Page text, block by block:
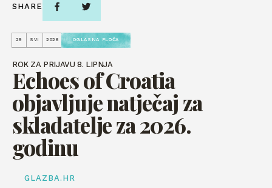
29 SVI 2026 OGLASNA PLOČA
ROK ZA PRIJAVU 8. LIPNJA
Echoes of Croatia
objavljuje natječaj za
skladatelje za 2026.
godinu
GLAZBA.HR
SHARE